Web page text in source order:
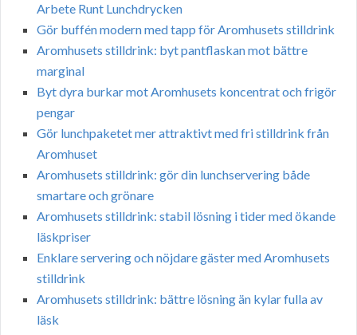
Arbete Runt Lunchdrycken
Gör buffén modern med tapp för Aromhusets stilldrink
Aromhusets stilldrink: byt pantflaskan mot bättre
marginal
Byt dyra burkar mot Aromhusets koncentrat och frigör
pengar
Gör lunchpaketet mer attraktivt med fri stilldrink från
Aromhuset
Aromhusets stilldrink: gör din lunchservering både
smartare och grönare
Aromhusets stilldrink: stabil lösning i tider med ökande
läskpriser
Enklare servering och nöjdare gäster med Aromhusets
stilldrink
Aromhusets stilldrink: bättre lösning än kylar fulla av
läsk